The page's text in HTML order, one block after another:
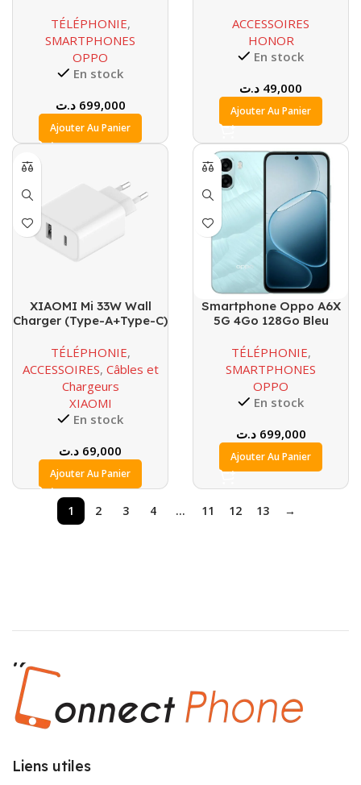
TÉLÉPHONIE,
SMARTPHONES
OPPO
En stock
699,000 د.ت
Ajouter Au Panier
ACCESSOIRES
HONOR
En stock
49,000 د.ت
Ajouter Au Panier
XIAOMI Mi 33W Wall
Charger (Type-A+Type-C)
TÉLÉPHONIE,
ACCESSOIRES, Câbles et
Chargeurs
XIAOMI
En stock
69,000 د.ت
Ajouter Au Panier
Smartphone Oppo A6X
5G 4Go 128Go Bleu
TÉLÉPHONIE,
SMARTPHONES
OPPO
En stock
699,000 د.ت
Ajouter Au Panier
1 2 3 4 … 11 12 13 →
Liens utiles